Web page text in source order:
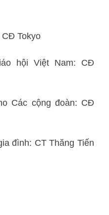
Tokyo
Việt Nam: CĐ
cộng đoàn: CĐ
CT Thăng Tiến